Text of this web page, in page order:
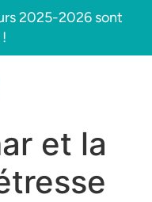
2025-2026 sont
et la